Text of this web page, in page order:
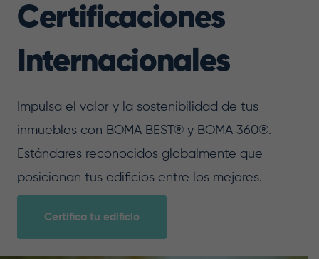
Certificaciones
Internacionales
Impulsa el valor y la sostenibilidad de tus
inmuebles con BOMA BEST® y BOMA 360®.
Estándares reconocidos globalmente que
posicionan tus edificios entre los mejores.
Certifica tu edificio